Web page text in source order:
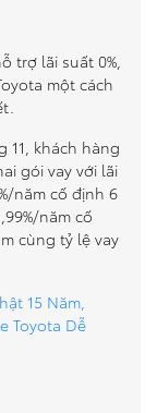
trợ lãi suất 0%,
một cách
khách hàng
gói vay với lãi
năm cố định 6
năm cố
cùng tỷ lệ vay
15 Năm,
Toyota Dễ